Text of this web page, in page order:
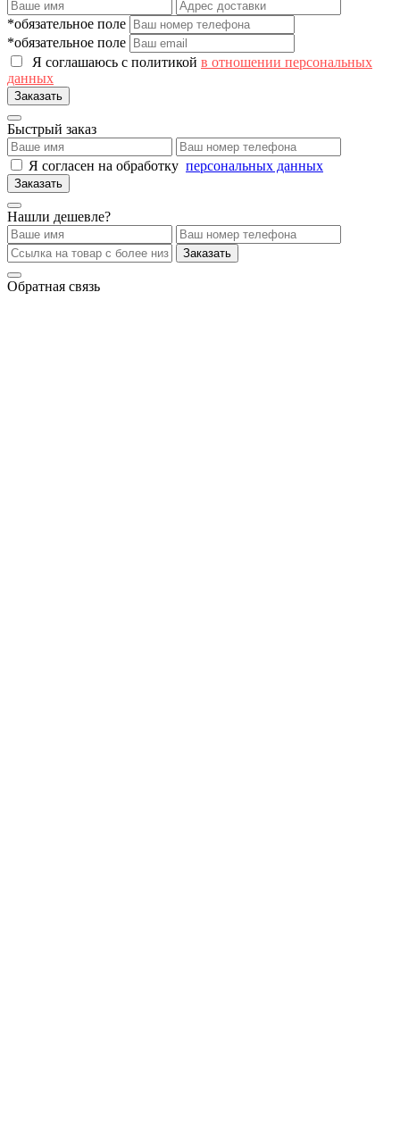
*обязательное поле
*обязательное поле
Я соглашаюсь с политикой в отношении персональных
данных
Заказать
Быстрый заказ
Я согласен на обработку персональных данных
Заказать
Нашли дешевле?
Заказать
Обратная связь